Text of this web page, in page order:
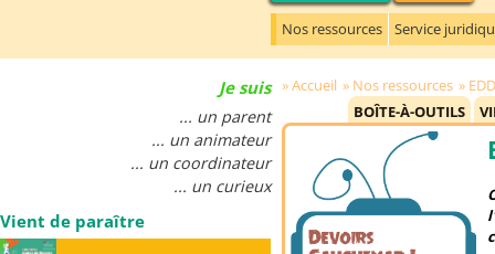
Nos ressources Service
Je suis
... un parent
... un animateur
... un coordinateur
... un curieux
Vient de paraître
Accueil Nos ressources
BOÎTE-À-OUTILS